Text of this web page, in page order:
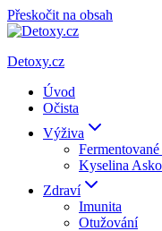
Přeskočit na obsah
Detoxy.cz
Úvod
Očista
Výživa
Kyselina
Zdraví
Imunita
Otužování